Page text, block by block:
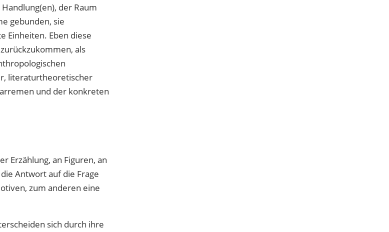
der Raum
gebunden, sie
Einheiten. Eben diese
als
literaturtheoretischer
und der konkreten
Erzählung, an Figuren, an
Antwort auf die Frage
zum anderen eine
sich durch ihre